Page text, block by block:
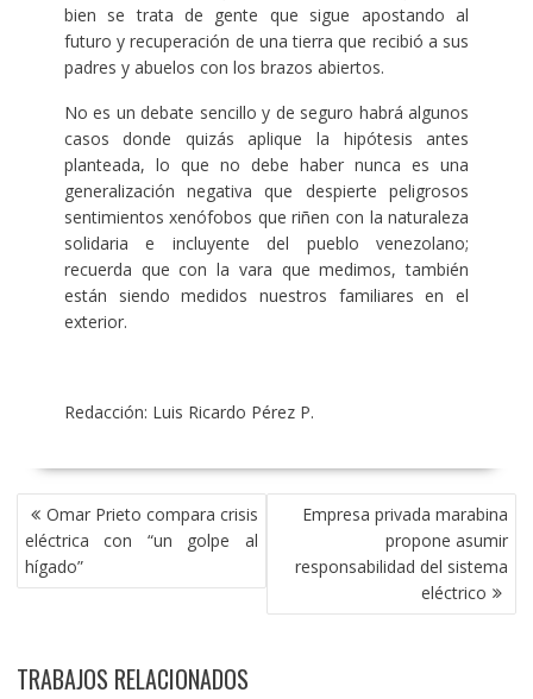
bien se trata de gente que sigue apostando al
futuro y recuperación de una tierra que recibió a sus
padres y abuelos con los brazos abiertos.
No es un debate sencillo y de seguro habrá algunos
casos donde quizás aplique la hipótesis antes
planteada, lo que no debe haber nunca es una
generalización negativa que despierte peligrosos
sentimientos xenófobos que riñen con la naturaleza
solidaria e incluyente del pueblo venezolano;
recuerda que con la vara que medimos, también
están siendo medidos nuestros familiares en el
exterior.
Redacción: Luis Ricardo Pérez P.
NAVEGACIÓN
DE
ENTRADAS
Omar Prieto compara crisis
eléctrica con “un golpe al
hígado”
Empresa privada marabina
propone asumir
responsabilidad del sistema
eléctrico
TRABAJOS RELACIONADOS